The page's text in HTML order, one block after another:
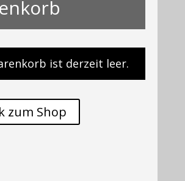
ist derzeit leer.
zum Shop